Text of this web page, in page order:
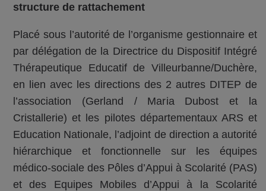
structure de rattachement
Placé sous l’autorité de l’organisme gestionnaire et
par délégation de la Directrice du Dispositif Intégré
Thérapeutique Educatif de Villeurbanne/Duchère,
en lien avec les directions des 2 autres DITEP de
l’association (Gerland / Maria Dubost et la
Cristallerie) et les pilotes départementaux ARS et
Education Nationale, l’adjoint de direction a autorité
hiérarchique et fonctionnelle sur les équipes
médico-sociale des Pôles d’Appui à Scolarité (PAS)
et des Equipes Mobiles d’Appui à la Scolarité